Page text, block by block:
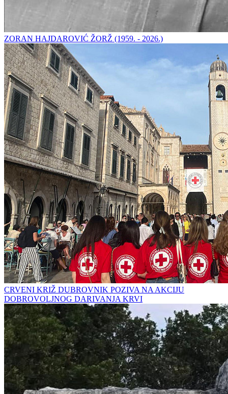
ZORAN HAJDAROVIĆ ŽORŽ (1959. - 2026.)
CRVENI KRIŽ DUBROVNIK POZIVA NA AKCIJU
DOBROVOLJNOG DARIVANJA KRVI